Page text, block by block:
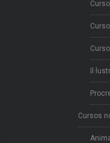
Cursos